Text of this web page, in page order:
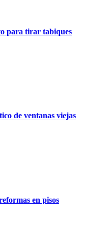
para tirar tabiques
de ventanas viejas
en pisos